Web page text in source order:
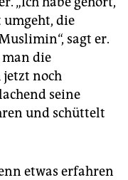
umgeht, die
sagt er.
man die
jetzt noch
seine
und schüttelt
etwas erfahren